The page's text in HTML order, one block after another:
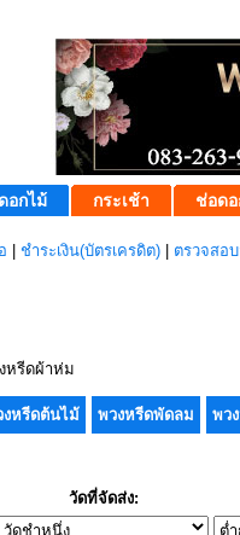
อกไม้ กระเช้า ช่อดอ
ชำระเงิน(บัตรเครดิต) ตรวจสอ
หรีดผ้าห่ม
งหรีดต้นไม้ พวงหรีดพัดลม พว
วัดที่จัดส่ง: